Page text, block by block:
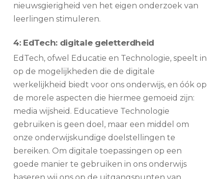
nieuwsgierigheid ven het eigen onderzoek van
leerlingen stimuleren.
4: EdTech: digitale geletterdheid
EdTech, ofwel Educatie en Technologie, speelt in
op de mogelijkheden die de digitale
werkelijkheid biedt voor ons onderwijs, en óók op
de morele aspecten die hiermee gemoeid zijn:
media wijsheid. Educatieve Technologie
gebruiken is geen doel, maar een middel om
onze onderwijskundige doelstellingen te
bereiken. Om digitale toepassingen op een
goede manier te gebruiken in ons onderwijs